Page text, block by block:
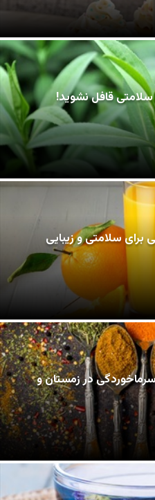
قافل نشوید!
سلامتی و زیبایی
در زمستان و